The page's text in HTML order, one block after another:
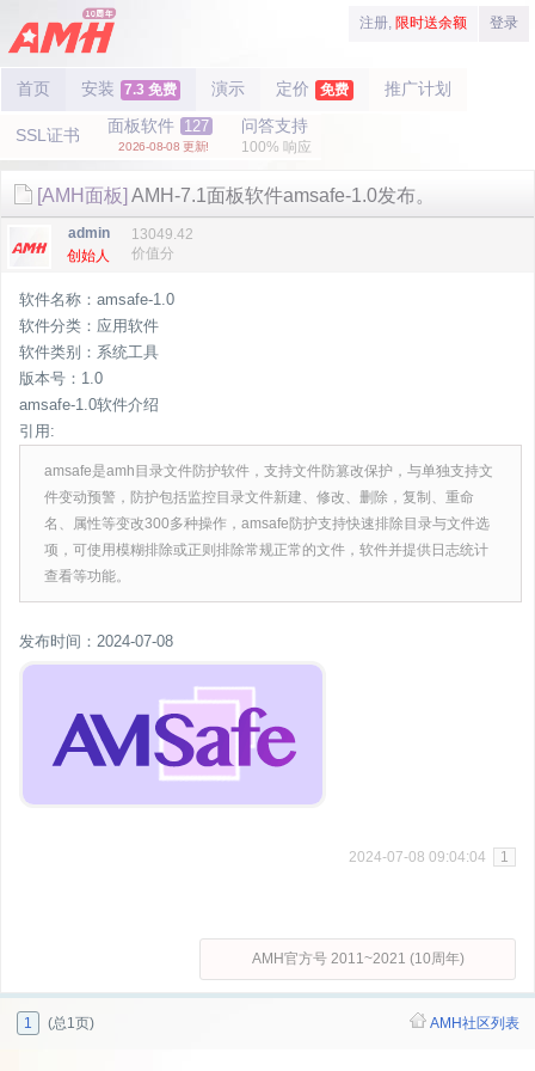
注册, 限时送余额 登录
首页 安装 7.3 免费 演示 定价 免费 推广计划
SSL证书 面板软件 127
2026-08-08 更新!
问答支持
100% 响应
[AMH面板] AMH-7.1面板软件amsafe-1.0发布。
admin
创始人
13049.42
价值分
软件名称：amsafe-1.0
软件分类：应用软件
软件类别：系统工具
版本号：1.0
amsafe-1.0软件介绍
引用:
amsafe是amh目录文件防护软件，支持文件防篡改保护，与单独支持文
件变动预警，防护包括监控目录文件新建、修改、删除，复制、重命
名、属性等变改300多种操作，amsafe防护支持快速排除目录与文件选
项，可使用模糊排除或正则排除常规正常的文件，软件并提供日志统计
查看等功能。
发布时间：2024-07-08
2024-07-08 09:04:04 1
AMH官方号 2011~2021 (10周年)
1 (总1页) AMH社区列表